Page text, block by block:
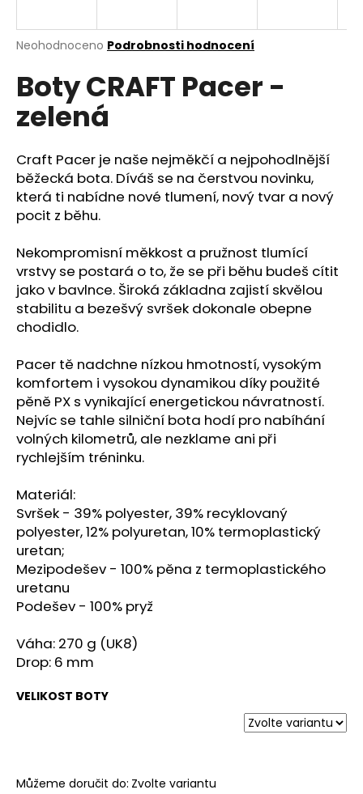
Průměrné
produktu
je
z
hvězdiček.
Neohodnoceno Podrobnosti hodnocení
Boty CRAFT Pacer -
zelená
Craft Pacer je naše nejměkčí a nejpohodlnější
běžecká bota. Díváš se na čerstvou novinku,
která ti nabídne nové tlumení, nový tvar a nový
pocit z běhu.
Nekompromisní měkkost a pružnost tlumící
vrstvy se postará o to, že se při běhu budeš cítit
jako v bavlnce. Široká základna zajistí skvělou
stabilitu a bezešvý svršek dokonale obepne
chodidlo.
Pacer tě nadchne nízkou hmotností, vysokým
komfortem i vysokou dynamikou díky použité
pěně PX s vynikající energetickou návratností.
Nejvíc se tahle silniční bota hodí pro nabíhání
volných kilometrů, ale nezklame ani při
rychlejším tréninku.
Materiál:
Svršek - 39% polyester, 39% recyklovaný
polyester, 12% polyuretan, 10% termoplastický
uretan;
Mezipodešev - 100% pěna z termoplastického
uretanu
Podešev - 100% pryž
Váha: 270 g (UK8)
Drop: 6 mm
VELIKOST BOTY
Můžeme doručit do: Zvolte variantu
j
t
?
HLEDAT
D
o
p
o
r
č
u
j
e
m
e
SAUCONY
XODUS
ULTRA
3
BLACK/DUSK
2
999
Kč
299
Kč